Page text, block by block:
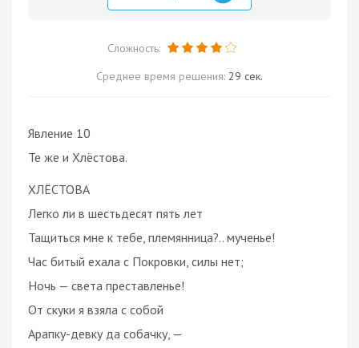
Сложность:
Среднее время решения: 29 сек.
Явление 10
Те же и Хлёстова.
ХЛЁСТОВА
Легко ли в шестьдесят пять лет
Тащиться мне к тебе, племянница?.. мученье!
Час битый ехала с Покровки, силы нет;
Ночь — света преставленье!
От скуки я взяла с собой
Арапку-девку да собачку, —